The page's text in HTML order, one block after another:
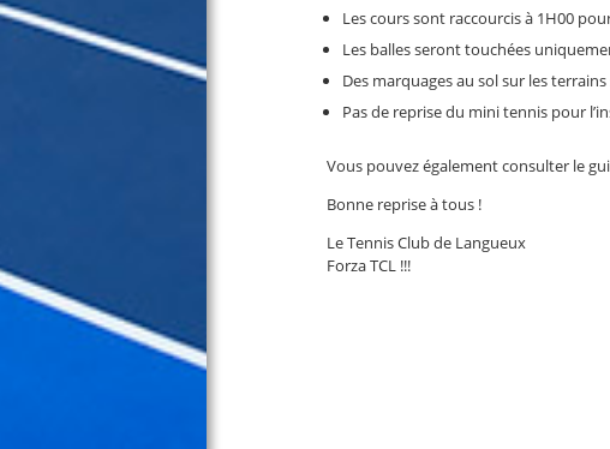
Les cours sont raccourcis à 1H00
Les balles seront touchées
Des marquages au sol sur les
Pas de reprise du mini tennis pour
Vous pouvez également consulter le
Bonne reprise à tous !
Le Tennis Club de Langueux
Forza TCL !!!